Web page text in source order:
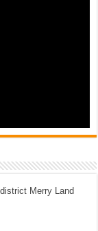
Merry Land